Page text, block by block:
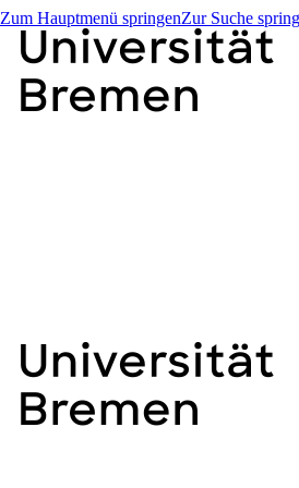
Zum Hauptmenü springenZur Suche